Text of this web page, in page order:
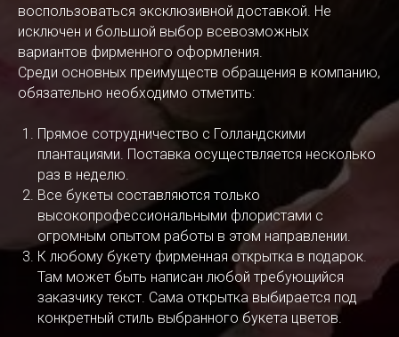
воспользоваться эксклюзивной доставкой. Не
исключен и большой выбор всевозможных
вариантов фирменного оформления.
Среди основных преимуществ обращения в компанию,
обязательно необходимо отметить:
Прямое сотрудничество с Голландскими
плантациями. Поставка осуществляется несколько
раз в неделю.
Все букеты составляются только
высокопрофессиональными флористами с
огромным опытом работы в этом направлении.
К любому букету фирменная открытка в подарок.
Там может быть написан любой требующийся
заказчику текст. Сама открытка выбирается под
конкретный стиль выбранного букета цветов.